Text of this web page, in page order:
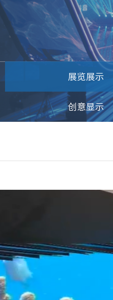
展览展示
创意显示